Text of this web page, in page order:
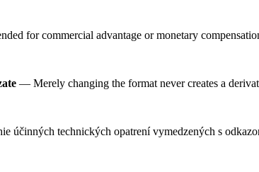
for commercial advantage or monetary
— Merely changing the format never creates a
účinných technických opatrení vymedzených s